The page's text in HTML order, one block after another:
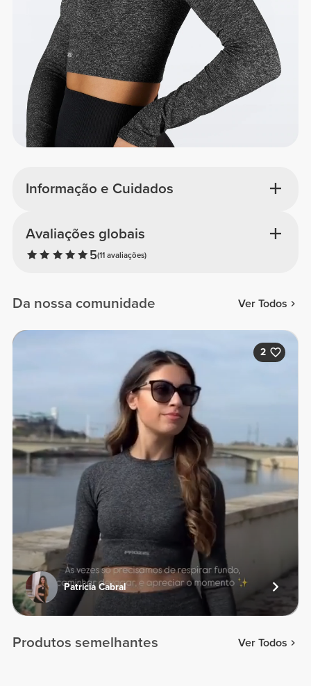
Informação e Cuidados
Avaliações globais
5(11 avaliações)
Da nossa comunidade Ver Todos
2
Patrícia Cabral
Produtos semelhantes Ver Todos